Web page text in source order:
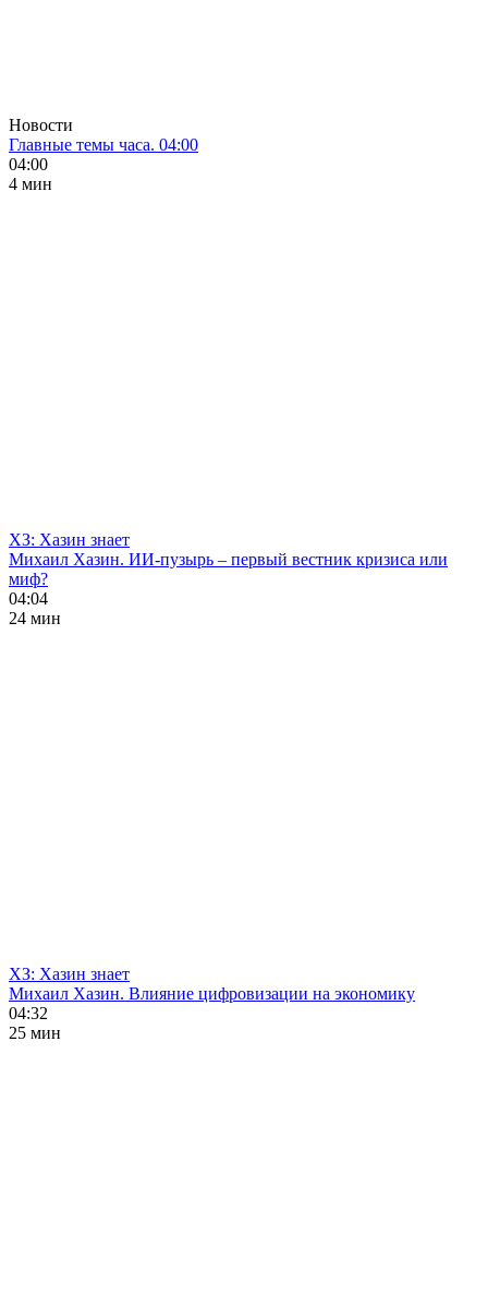
Новости
Главные темы часа. 04:00
04:00
4 мин
ХЗ: Хазин знает
Михаил Хазин. ИИ-пузырь – первый вестник кризиса или
миф?
04:04
24 мин
ХЗ: Хазин знает
Михаил Хазин. Влияние цифровизации на экономику
04:32
25 мин